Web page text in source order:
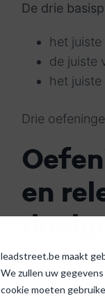
leadstreet.be maakt
We zullen uw
cookie moeten
De drie
het
de juiste
het
Drie
en
De eerste
Grijp - indien